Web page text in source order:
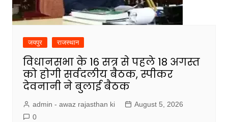
जयपुर राजस्थान
विधानसभा के 16 सत्र से पहले 18 अगस्त
को होगी सर्वदलीय बैठक, स्पीकर
देवनानी ने बुलाई बैठक
admin - awaz rajasthan ki
August 5, 2026
0